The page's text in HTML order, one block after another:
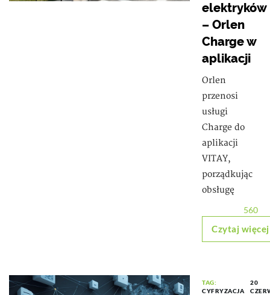
elektryków
– Orlen
Charge w
aplikacji
Orlen
przenosi
usługi
Charge do
aplikacji
VITAY,
porządkując
obsługę
560
Czytaj więcej
TAG:
CYFRYZACJA
20